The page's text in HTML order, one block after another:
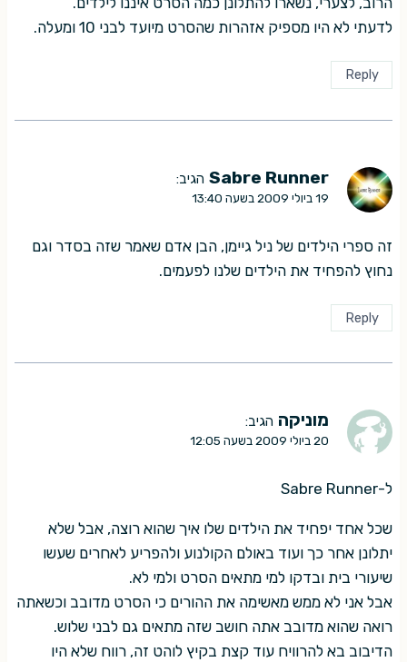
לדעתי לא היו מספיק אזהרות שהסרט מיועד לבני 10 ומעלה.
Reply
Sabre Runner הגיב:
19 ביולי 2009 בשעה 13:40
זה ספרי הילדים של ניל גיימן, הבן אדם שאמר שזה בסדר וגם
נחוץ להפחיד את הילדים שלנו לפעמים.
Reply
מוניקה הגיב:
20 ביולי 2009 בשעה 12:05
ל-Sabre Runner
שכל אחד יפחיד את הילדים שלו איך שהוא רוצה, אבל שלא
יתלונן אחר כך ועוד באולם הקולנוע ולהפריע לאחרים שעשו
שיעורי בית ובדקו למי מתאים הסרט ולמי לא.
אבל אני לא ממש מאשימה את ההורים כי הסרט מדובב וכשאתה
רואה שהוא מדובב אתה חושב שזה מתאים גם לבני שלוש.
הדיבוב בא להרוויח עוד קצת בקיץ לוהט זה, רווח שלא היו